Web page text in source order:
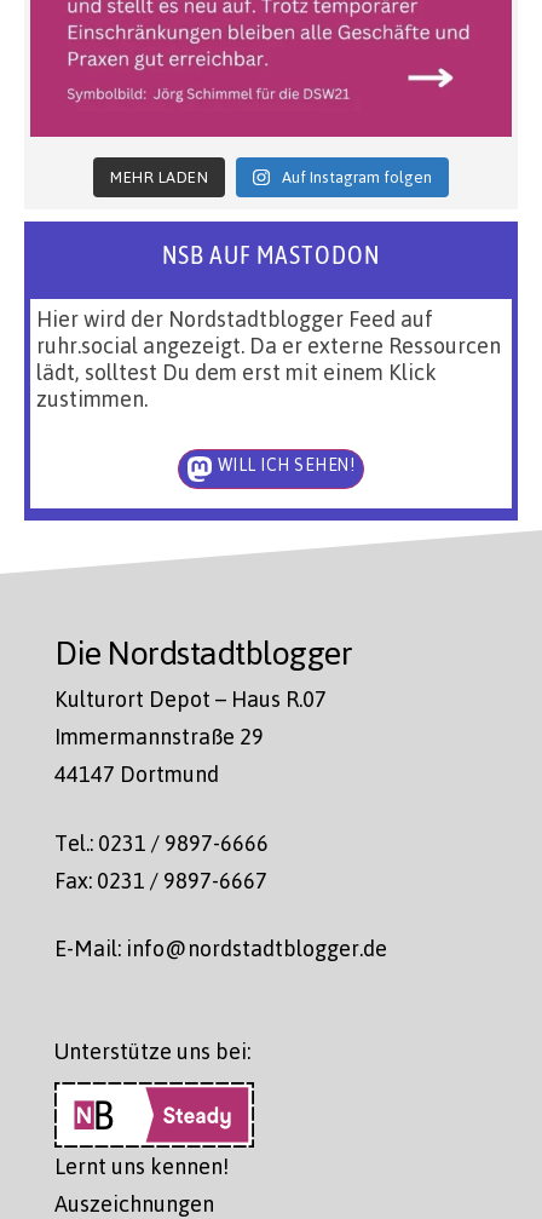
MEHR LADEN Auf Instagram folgen
NSB AUF MASTODON
Hier wird der Nordstadtblogger Feed auf
ruhr.social angezeigt. Da er externe Ressourcen
lädt, solltest Du dem erst mit einem Klick
zustimmen.
WILL ICH SEHEN!
Die Nordstadtblogger
Kulturort Depot – Haus R.07
Immermannstraße 29
44147 Dortmund
Tel.: 0231 / 9897-6666
Fax: 0231 / 9897-6667
E-Mail: info@nordstadtblogger.de
Unterstütze uns bei:
Lernt uns kennen!
Auszeichnungen